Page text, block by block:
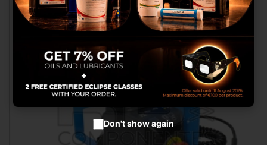
Werbung anzubieten.
Cookies setzen
Cookies akzeptieren
Don't show again